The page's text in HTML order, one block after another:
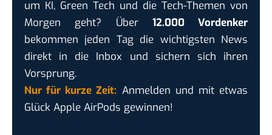
um KI, Green Tech und die Tech-Themen von
Morgen geht? Über 12.000 Vordenker
bekommen jeden Tag die wichtigsten News
direkt in die Inbox und sichern sich ihren
Vorsprung.
Nur für kurze Zeit: Anmelden und mit etwas
Glück Apple AirPods gewinnen!